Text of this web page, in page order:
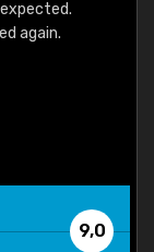
again.
9,0